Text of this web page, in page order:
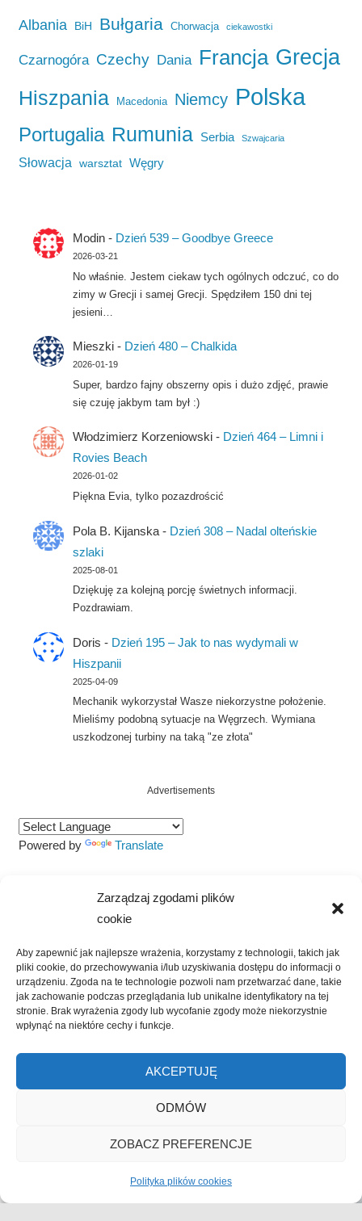
Zarządzaj zgodami plików
cookie
Aby zapewnić jak najlepsze wrażenia, korzystamy z technologii, takich jak
pliki cookie, do przechowywania i/lub uzyskiwania dostępu do informacji o
urządzeniu. Zgoda na te technologie pozwoli nam przetwarzać dane, takie
jak zachowanie podczas przeglądania lub unikalne identyfikatory na tej
stronie. Brak wyrażenia zgody lub wycofanie zgody może niekorzystnie
wpłynąć na niektóre cechy i funkcje.
AKCEPTUJĘ
ODMÓW
ZOBACZ PREFERENCJE
Polityka plików cookies
Albania BiH Bułgaria Chorwacja ciekawostki
Czarnogóra Czechy Dania Francja Grecja
Hiszpania Macedonia Niemcy Polska
Portugalia Rumunia Serbia Szwajcaria
Słowacja warsztat Węgry
Modin - Dzień 539 – Goodbye Greece
2026-03-21
No właśnie. Jestem ciekaw tych ogólnych odczuć, co do
zimy w Grecji i samej Grecji. Spędziłem 150 dni tej
jesieni…
Mieszki - Dzień 480 – Chalkida
2026-01-19
Super, bardzo fajny obszerny opis i dużo zdjęć, prawie
się czuję jakbym tam był :)
Włodzimierz Korzeniowski - Dzień 464 – Limni i
Rovies Beach
2026-01-02
Piękna Evia, tylko pozazdrościć
Pola B. Kijanska - Dzień 308 – Nadal olteńskie
szlaki
2025-08-01
Dziękuję za kolejną porcję świetnych informacji.
Pozdrawiam.
Doris - Dzień 195 – Jak to nas wydymali w
Hiszpanii
2025-04-09
Mechanik wykorzystał Wasze niekorzystne położenie.
Mieliśmy podobną sytuacje na Węgrzech. Wymiana
uszkodzonej turbiny na taką "ze złota"
Advertisements
Powered by Translate
Kliknij, żeby zaakceptować marketing
pliki cookies i włączyć tę treść